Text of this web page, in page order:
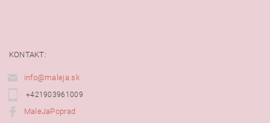
KONTAKT:
info@maleja.sk
+421903961009
MaleJaPoprad